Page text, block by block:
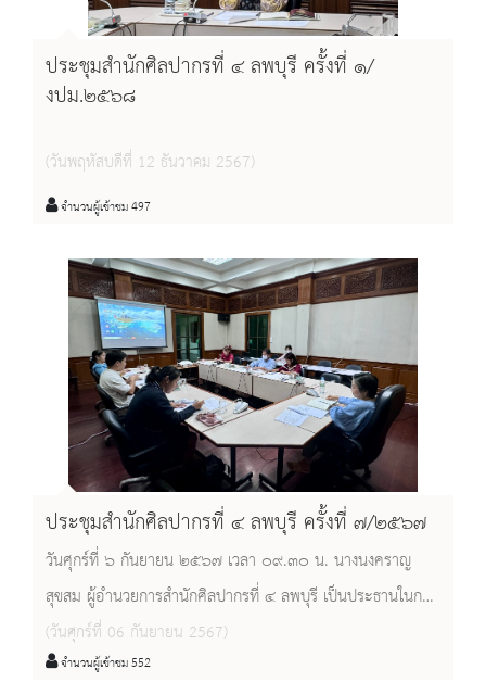
โบราณคดี สำนักศิลปากรที่ ๔ ลพบุรี
ประชุมสำนักศิลปากรที่ ๔ ลพบุรี ครั้งที่ ๑/
งปม.๒๕๖๘
(วันพฤหัสบดีที่ 12 ธันวาคม 2567)
จำนวนผู้เข้าชม 497
ประชุมสำนักศิลปากรที่ ๔ ลพบุรี ครั้งที่ ๗/๒๕๖๗
วันศุกร์ที่ ๖ กันยายน ๒๕๖๗ เวลา ๐๙.๓๐ น. นางนงคราญ
สุขสม ผู้อำนวยการสำนักศิลปากรที่ ๔ ลพบุรี เป็นประธานในการ
ประชุมสำนักศิลปากรที่ ๔ ลพบุรี ครั้งที่ ๗/๒๕๖๗ โดยมีหัวหน้า
หน่วยงานในสังกัด เข้าร่วมประชุม ณ ห้องประชุมสำนักศิลปากรที่
(วันศุกร์ที่ 06 กันยายน 2567)
จำนวนผู้เข้าชม 552